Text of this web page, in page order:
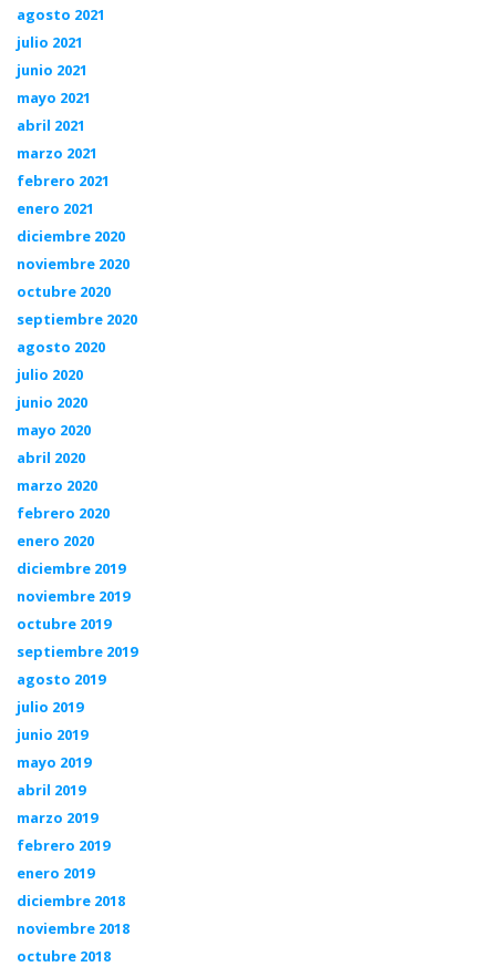
agosto 2021
julio 2021
junio 2021
mayo 2021
abril 2021
marzo 2021
febrero 2021
enero 2021
diciembre 2020
noviembre 2020
octubre 2020
septiembre 2020
agosto 2020
julio 2020
junio 2020
mayo 2020
abril 2020
marzo 2020
febrero 2020
enero 2020
diciembre 2019
noviembre 2019
octubre 2019
septiembre 2019
agosto 2019
julio 2019
junio 2019
mayo 2019
abril 2019
marzo 2019
febrero 2019
enero 2019
diciembre 2018
noviembre 2018
octubre 2018